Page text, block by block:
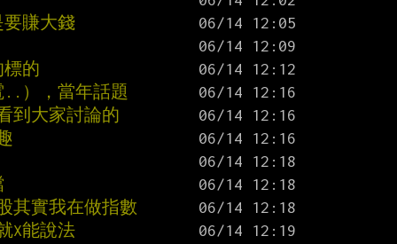
賺大錢
的
..），當年話題
到大家討論的
其實我在做指數
X能說法